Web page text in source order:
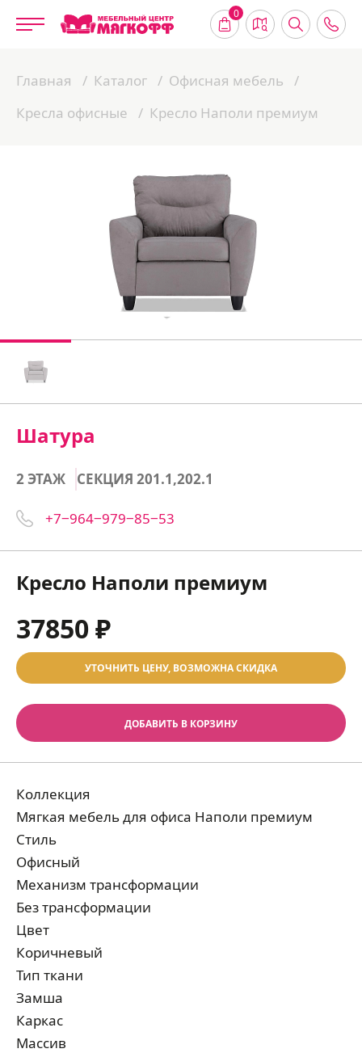
0
Главная Каталог
Офисная мебель
Кресла офисные
Кресло Наполи премиум
Шатура
2 ЭТАЖ СЕКЦИЯ 201.1,202.1
+7‒964‒979‒85‒53
Кресло Наполи премиум
37850 ₽
УТОЧНИТЬ ЦЕНУ, ВОЗМОЖНА СКИДКА
ДОБАВИТЬ В КОРЗИНУ
Коллекция
Мягкая мебель для офиса Наполи премиум
Стиль
Офисный
Механизм трансформации
Без трансформации
Цвет
Коричневый
Тип ткани
Замша
Каркас
Массив